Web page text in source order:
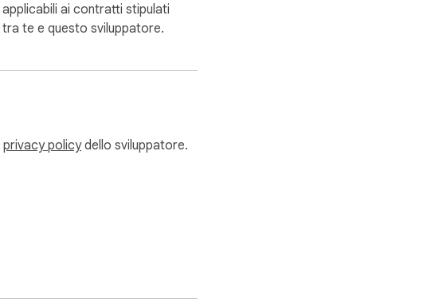
applicabili ai contratti stipulati
tra te e questo sviluppatore.
privacy policydello sviluppatore.